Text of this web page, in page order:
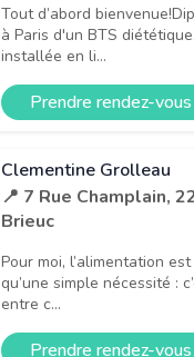
Tout d’abord
à Paris d'un BTS
installée en li...
Prendre rendez-vous
Clementine Grolleau
📍 7 Rue Champlain,
Brieuc
Pour moi, l’alimentation
qu’une simple nécessité :
entre c...
Prendre rendez-vous